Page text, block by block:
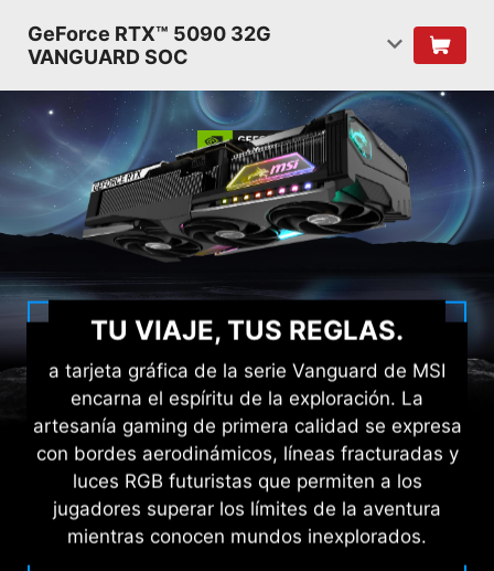
GeForce RTX™ 5090 32G
VANGUARD SOC
TU VIAJE, TUS REGLAS.
a tarjeta gráfica de la serie Vanguard de MSI
encarna el espíritu de la exploración. La
artesanía gaming de primera calidad se expresa
con bordes aerodinámicos, líneas fracturadas y
luces RGB futuristas que permiten a los
jugadores superar los límites de la aventura
mientras conocen mundos inexplorados.